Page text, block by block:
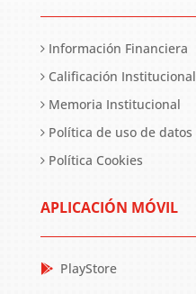
Información Financiera
Calificación Institucional
Memoria Institucional
Política de uso de datos
Política Cookies
APLICACIÓN MÓVIL
PlayStore